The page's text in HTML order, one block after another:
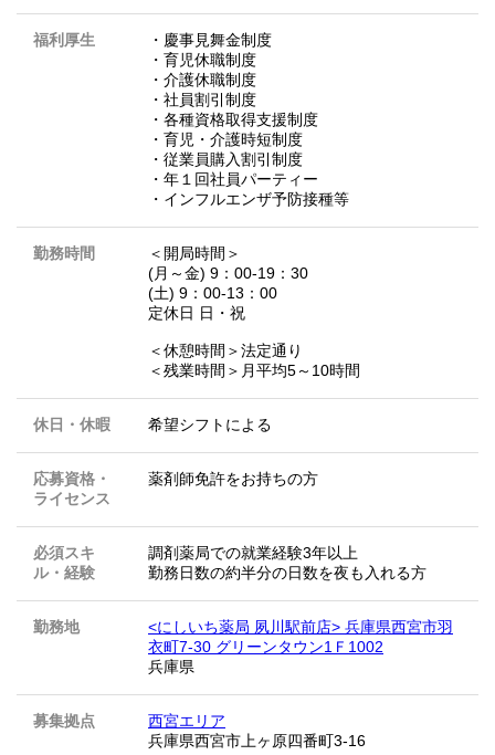
福利厚生
・慶事見舞金制度
・育児休職制度
・介護休職制度
・社員割引制度
・各種資格取得支援制度
・育児・介護時短制度
・従業員購入割引制度
・年１回社員パーティー
・インフルエンザ予防接種等
勤務時間
＜開局時間＞
(月～金) 9：00-19：30
(土) 9：00-13：00
定休日 日・祝
＜休憩時間＞法定通り
＜残業時間＞月平均5～10時間
休日・休暇 希望シフトによる
応募資格・
ライセンス
薬剤師免許をお持ちの方
必須スキ
ル・経験
調剤薬局での就業経験3年以上
勤務日数の約半分の日数を夜も入れる方
勤務地
<にしいち薬局 夙川駅前店> 兵庫県西宮市羽
衣町7-30 グリーンタウン1Ｆ1002
兵庫県
募集拠点
西宮エリア
兵庫県西宮市上ヶ原四番町3-16